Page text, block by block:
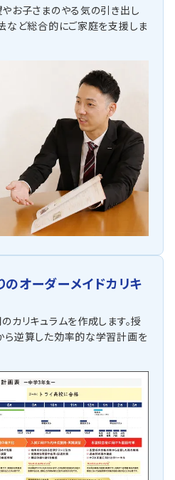
お子さまのやる気の引き出し
など総合的にご家庭を支援しま
のオーダーメイドカリキ
カリキュラムを作成します。授
逆算した効率的な学習計画を